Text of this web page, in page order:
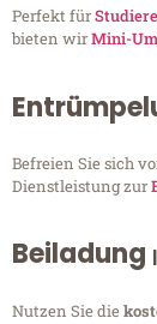
Perfekt für
bieten wirMini-
Befreien Sie sich
Dienstleistung zur
Beiladung
Nutzen Sie die